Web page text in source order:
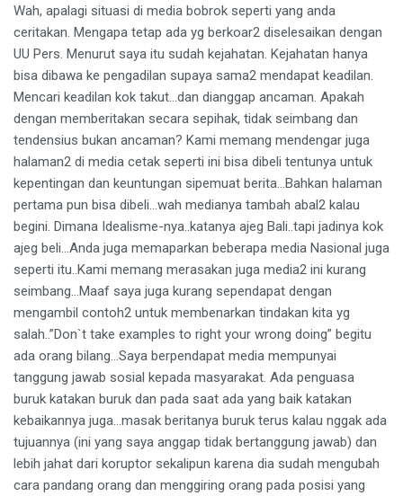
Wah, apalagi situasi di media bobrok seperti yang anda
ceritakan. Mengapa tetap ada yg berkoar2 diselesaikan dengan
UU Pers. Menurut saya itu sudah kejahatan. Kejahatan hanya
bisa dibawa ke pengadilan supaya sama2 mendapat keadilan.
Mencari keadilan kok takut…dan dianggap ancaman. Apakah
dengan memberitakan secara sepihak, tidak seimbang dan
tendensius bukan ancaman? Kami memang mendengar juga
halaman2 di media cetak seperti ini bisa dibeli tentunya untuk
kepentingan dan keuntungan sipemuat berita…Bahkan halaman
pertama pun bisa dibeli…wah medianya tambah abal2 kalau
begini. Dimana Idealisme-nya..katanya ajeg Bali..tapi jadinya kok
ajeg beli…Anda juga memaparkan beberapa media Nasional juga
seperti itu..Kami memang merasakan juga media2 ini kurang
seimbang…Maaf saya juga kurang sependapat dengan
mengambil contoh2 untuk membenarkan tindakan kita yg
salah..”Don`t take examples to right your wrong doing” begitu
ada orang bilang…Saya berpendapat media mempunyai
tanggung jawab sosial kepada masyarakat. Ada penguasa
buruk katakan buruk dan pada saat ada yang baik katakan
kebaikannya juga…masak beritanya buruk terus kalau nggak ada
tujuannya (ini yang saya anggap tidak bertanggung jawab) dan
lebih jahat dari koruptor sekalipun karena dia sudah mengubah
cara pandang orang dan menggiring orang pada posisi yang